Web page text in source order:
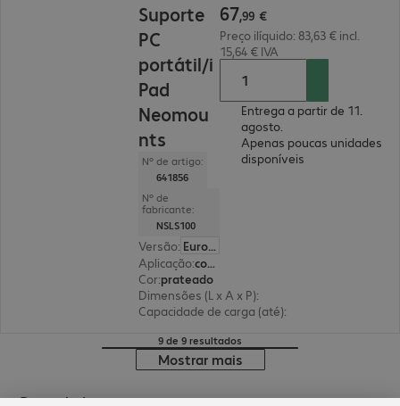
Suporte
PC
portátil/i
Pad
Neomou
nts
Nº de artigo:
641856
Nº de
fabricante:
NSLS100
Versão:
Europa
Aplicação:
computador portátil, tablet
Cor:prateado
Dimensões (L x A x P):
Capacidade de carga (até):
67,99 €
Preço ilíquido: 83,63 € incl.
15,64 € IVA
Entrega a partir de 11.
agosto.
Apenas poucas unidades
disponíveis
9 de 9 resultados
Mostrar mais